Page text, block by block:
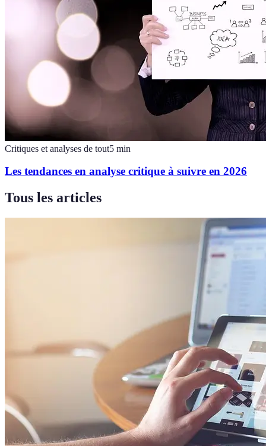
Critiques et analyses de tout5 min
Les tendances en analyse critique à suivre en 2026
Tous les articles